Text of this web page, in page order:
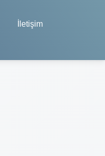
İletişim